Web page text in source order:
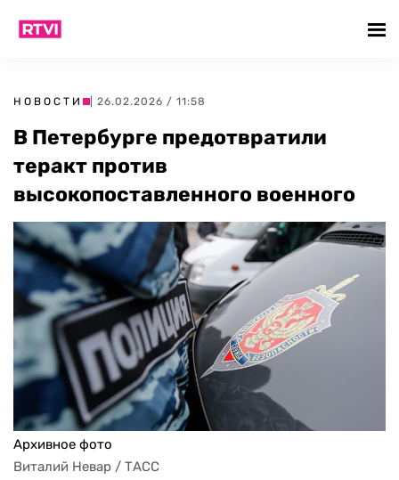
НОВОСТИ | 26.02.2026 / 11:58
В Петербурге предотвратили
теракт против
высокопоставленного военного
Архивное фото
Виталий Невар / ТАСС